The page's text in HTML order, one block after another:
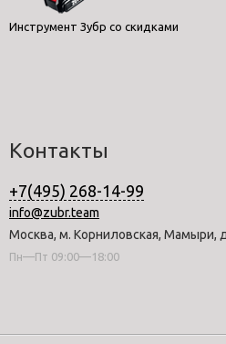
Инструмент Зубр со скидками
Контакты
+7(495) 268-14-99
info@zubr.team
Москва, м. Корниловская, Мамыри,
Пн—Пт 09:00—18:00